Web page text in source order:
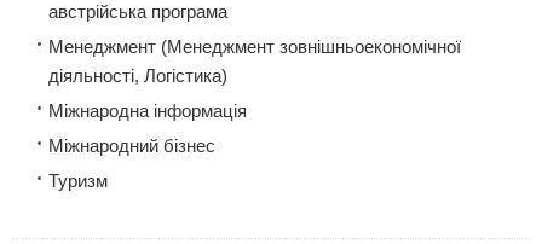
австрійська програма
Менеджмент (Менеджмент зовнішньоекономічної
діяльності, Логістика)
Міжнародна інформація
Міжнародний бізнес
Туризм